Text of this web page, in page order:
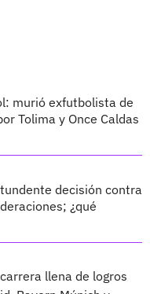
murió exfutbolista de
Tolima y Once Caldas
decisión contra
¿qué
llena de logros